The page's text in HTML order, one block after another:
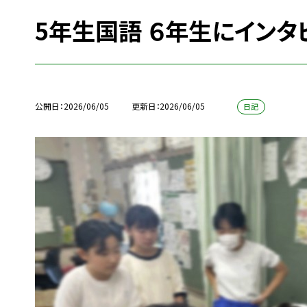
5年生国語 ６年生にインタ
公開日 2026/06/05 更新日 2026/06/05 日記